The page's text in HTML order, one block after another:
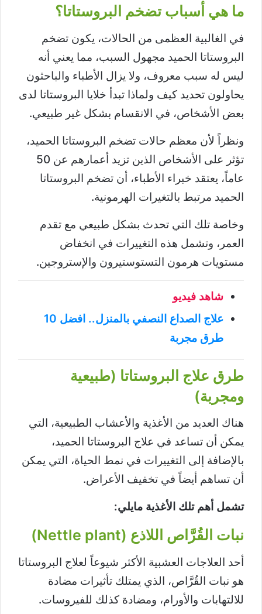
ما هي أسباب تضخم البروستاتا؟
في الغالبية العظمى من الحالات، يكون تضخم
البروستاتا الحميد مجهول السبب، مما يعني أنه
ليس له سبب معروف، ولا يزال الأطباء والباحثون
يحاولون تحديد كيف ولماذا تبدأ خلايا البروستاتا لدى
بعض الأشخاص، في الانقسام بشكل غير طبيعي.
ونظراً لأن معظم حالات تضخم البروستاتا الحميد،
تؤثر على الأشخاص الذين تزيد أعمارهم عن 50
عاماً، يعتقد خبراء الأطباء، أن تضخم البروستاتا
الحميد مرتبط بالتغيرات الهرمونية.
وخاصة تلك التي تحدث بشكل طبيعي مع تقدم
العمر، وتشمل هذه التغييرات في انخفاض
مستويات هرمون التستوستيرون والإستروجين.
شاهد فيديو
علاج الصداع النصفي بالمنزل.. افضل 10
طرق مجربة
طرق علاج البروستاتا (طبيعية
ومجربة)
هناك العديد من الأغذية والأعشاب الطبيعية، التي
يمكن أن تساعد في علاج البروستاتا الحميد،
بالإضافة إلى التغييرات في نمط الحياة، التي يمكن
أن تساهم أيضاً في تخفيف الأعراض.
تشمل أهم تلك الأغذية مايلي:
نبات القُرَّاص اللاذع (Nettle plant)
أحد العلاجات العشبية الأكثر شيوعاً لعلاج البروستاتا
هو نبات القُرَّاص، الذي يمتلك تأثيرات مضادة
للالتهابات والأورام، ومضادة كذلك للفيروسات.